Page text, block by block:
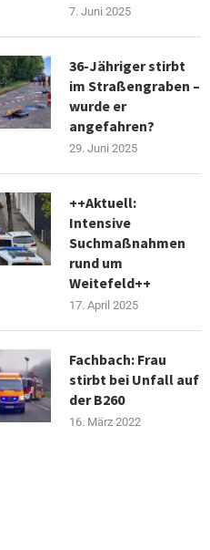
7. Juni 2025
36-Jähriger stirbt
im Straßengraben –
wurde er
angefahren?
29. Juni 2025
++Aktuell:
Intensive
Suchmaßnahmen
rund um
Weitefeld++
17. April 2025
Fachbach: Frau
stirbt bei Unfall auf
der B260
16. März 2022